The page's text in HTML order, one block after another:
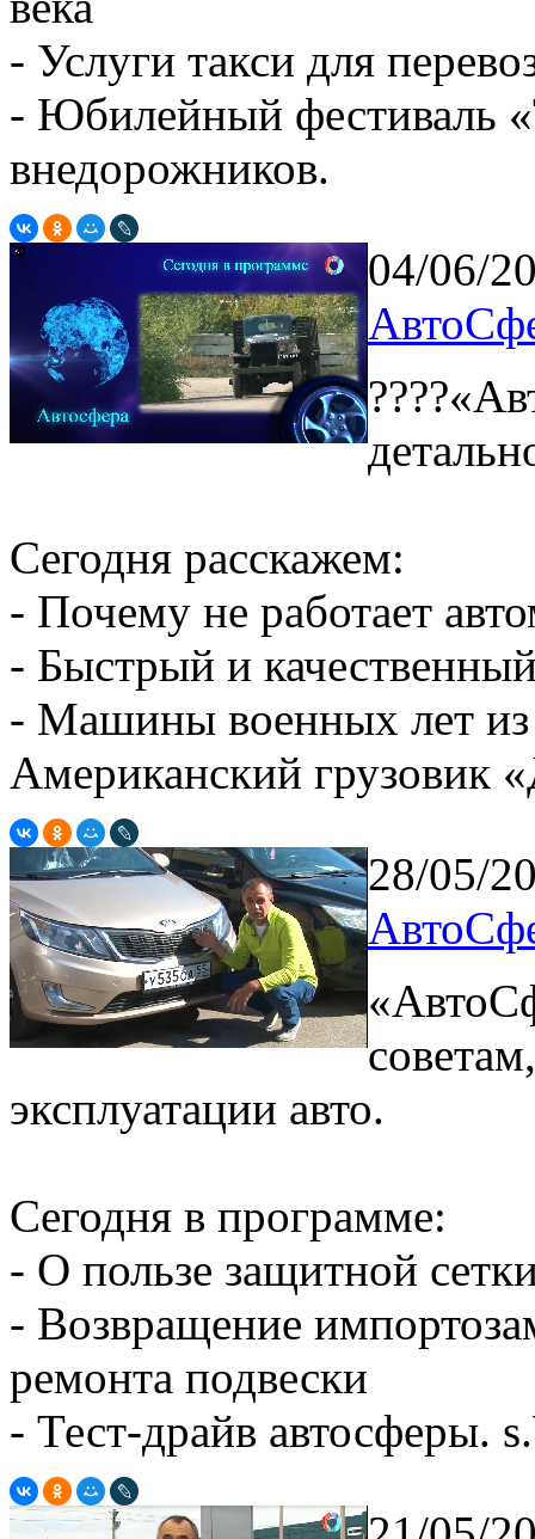
- Услуги такси для
- Юбилейный фестиваль
внедорожников.
04/06/
Сегодня расскажем:
- Почему не работает
- Быстрый и
- Машины военных лет из
Американский грузовик
28/05/
эксплуатации авто.
Сегодня в программе:
- О пользе защитной
- Возвращение
ремонта подвески
- Тест-драйв автосферы.